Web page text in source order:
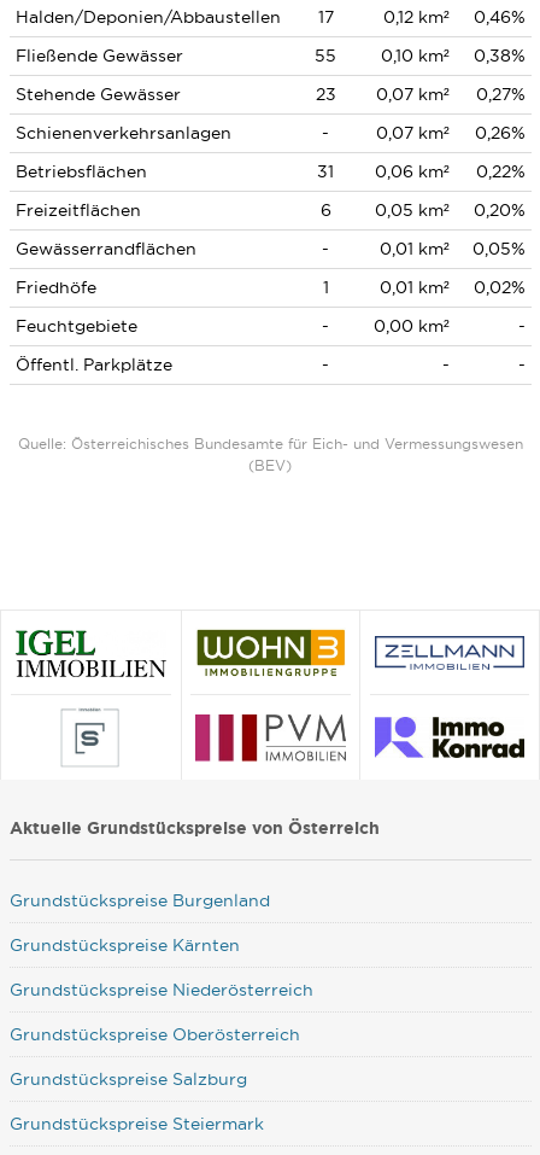
Halden/Deponien/Abbaustellen 17 0,12 km²
0,46%
Fließende Gewässer
55 0,10 km²
0,38%
Stehende Gewässer
23 0,07 km²
0,27%
Schienenverkehrsanlagen
- 0,07 km²
0,26%
Betriebsflächen
31 0,06 km²
0,22%
Freizeitflächen
6 0,05 km²
0,20%
Gewässerrandflächen
- 0,01 km²
0,05%
Friedhöfe
1 0,01 km²
0,02%
Feuchtgebiete
- 0,00 km²
-
Öffentl. Parkplätze
- - -
Quelle: Österreichisches Bundesamte für Eich- und Vermessungswesen
(BEV)
Aktuelle Grundstückspreise von Österreich
Grundstückspreise Burgenland
Grundstückspreise Kärnten
Grundstückspreise Niederösterreich
Grundstückspreise Oberösterreich
Grundstückspreise Salzburg
Grundstückspreise Steiermark